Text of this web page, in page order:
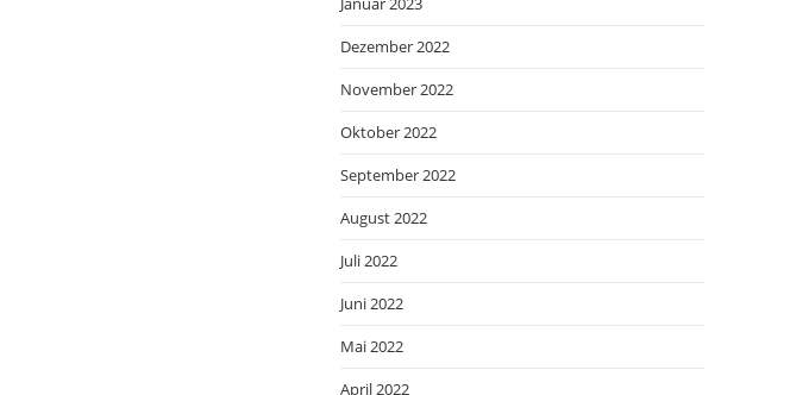
Dezember 2022
November 2022
Oktober 2022
September 2022
August 2022
Juli 2022
Juni 2022
Mai 2022
April 2022